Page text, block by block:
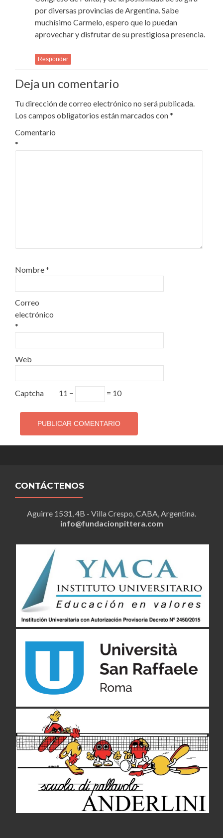
por diversas provincias de Argentina. Sabe
muchísimo Carmelo, espero que lo puedan
aprovechar y disfrutar de su prestigiosa presencia.
Responder
Deja un comentario
Tu dirección de correo electrónico no será publicada.
Los campos obligatorios están marcados con*
Comentario
*
Nombre*
Correo
electrónico
*
Web
Captcha 11 − = 10
CONTÁCTENOS
Aguirre 1531, 4B - Villa Crespo, CABA, Argentina.
info@fundacionpittera.com